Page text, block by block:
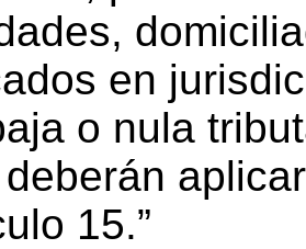
en
o nula
15.”